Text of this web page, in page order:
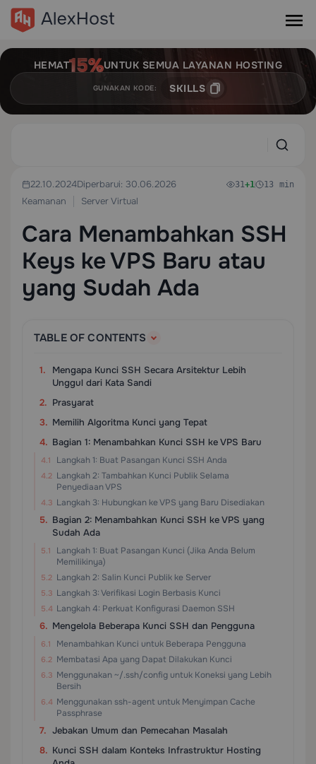
HEMAT UNTUK SEMUA LAYANAN HOSTING
GUNAKAN KODE: SKILLS
22.10.2024Diperbarui: 30.06.2026
Keamanan
Server Virtual
31+1 13 min
Cara Menambahkan SSH
Keys ke VPS Baru atau
yang Sudah Ada
TABLE OF CONTENTS
Mengapa Kunci SSH Secara Arsitektur Lebih
Unggul dari Kata Sandi
Prasyarat
Memilih Algoritma Kunci yang Tepat
Bagian 1: Menambahkan Kunci SSH ke VPS Baru
Langkah 1: Buat Pasangan Kunci SSH Anda
Langkah 2: Tambahkan Kunci Publik Selama
Penyediaan VPS
Langkah 3: Hubungkan ke VPS yang Baru Disediakan
Bagian 2: Menambahkan Kunci SSH ke VPS yang
Sudah Ada
Langkah 1: Buat Pasangan Kunci (Jika Anda Belum
Memilikinya)
Langkah 2: Salin Kunci Publik ke Server
Langkah 3: Verifikasi Login Berbasis Kunci
Langkah 4: Perkuat Konfigurasi Daemon SSH
Mengelola Beberapa Kunci SSH dan Pengguna
Menambahkan Kunci untuk Beberapa Pengguna
Membatasi Apa yang Dapat Dilakukan Kunci
Menggunakan ~/.ssh/config untuk Koneksi yang Lebih
Bersih
Menggunakan ssh-agent untuk Menyimpan Cache
Passphrase
Jebakan Umum dan Pemecahan Masalah
Kunci SSH dalam Konteks Infrastruktur Hosting